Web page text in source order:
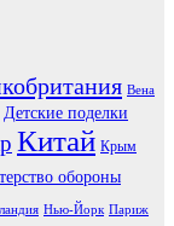
Вена
Детские поделки
Китай Крым
обороны
Нью-Йорк Париж